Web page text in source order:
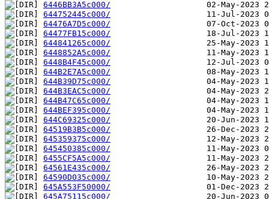
6446BB3A5c000/
644752445c000/
64476A7D5c000/
64477FB15c000/
644841265c000/
6448852A5c000/
6448B4F45c000/
644B2E7A5c000/
644B39D75c000/
644B3EAC5c000/
644B47C65c000/
644BEF395c000/
644C69325c000/
64519B3B5c000/
645359375c000/
645450385c000/
6455CF5A5c000/
64561E435c000/
64590D035c000/
645A553F50000/
645A75115c000/